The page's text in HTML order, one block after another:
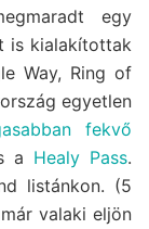
egy
is kialakítottak
Way, Ring of
egyetlen
fekvő
a Healy Pass.
listánkon. (5
valaki eljön